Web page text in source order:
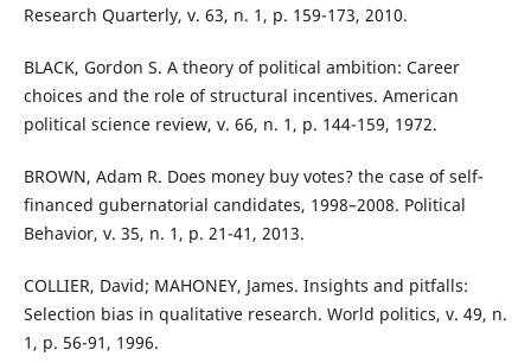
Research Quarterly, v. 63, n. 1, p. 159-173, 2010.
BLACK, Gordon S. A theory of political ambition: Career
choices and the role of structural incentives. American
political science review, v. 66, n. 1, p. 144-159, 1972.
BROWN, Adam R. Does money buy votes? the case of self-
financed gubernatorial candidates, 1998–2008. Political
Behavior, v. 35, n. 1, p. 21-41, 2013.
COLLIER, David; MAHONEY, James. Insights and pitfalls:
Selection bias in qualitative research. World politics, v. 49, n.
1, p. 56-91, 1996.